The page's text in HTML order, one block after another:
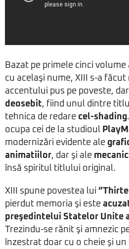
Bazat pe primele cinci volume
cu acelaşi nume, XIII s-a
accentului pus pe poveste,
deosebit, fiind unul dintre
tehnica de redare cel-shading
ocupa cei de la studioul
modernizări evidente ale
animatiilor, dar şi ale
însă spiritul titlului original.
XIII spune povestea lui
pierdut memoria şi este
preşedintelui Statelor Unite
Trezindu-se rănit şi amnezic
înzestrat doar cu o cheie şi un